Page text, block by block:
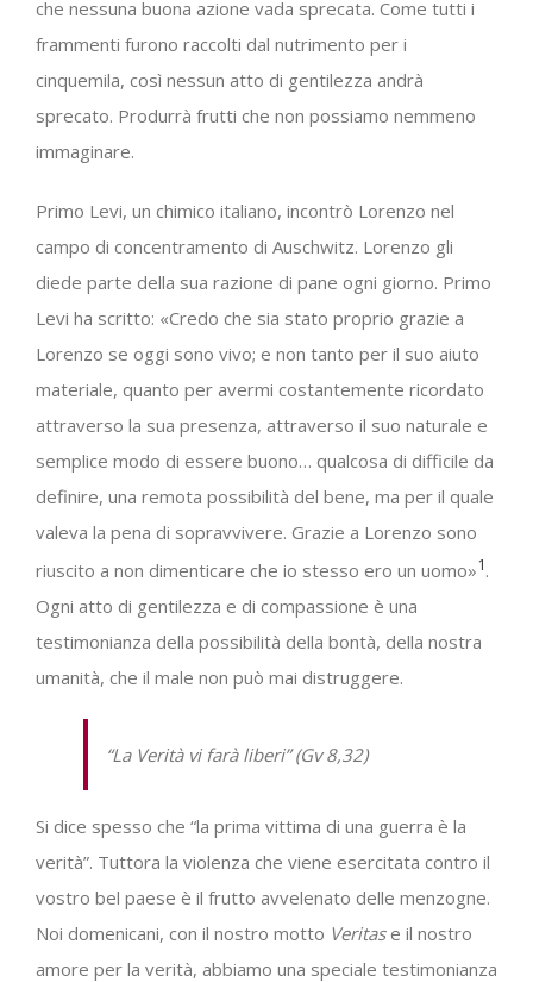
che nessuna buona azione vada sprecata. Come tutti i
frammenti furono raccolti dal nutrimento per i
cinquemila, così nessun atto di gentilezza andrà
sprecato. Produrrà frutti che non possiamo nemmeno
immaginare.
Primo Levi, un chimico italiano, incontrò Lorenzo nel
campo di concentramento di Auschwitz. Lorenzo gli
diede parte della sua razione di pane ogni giorno. Primo
Levi ha scritto: «Credo che sia stato proprio grazie a
Lorenzo se oggi sono vivo; e non tanto per il suo aiuto
materiale, quanto per avermi costantemente ricordato
attraverso la sua presenza, attraverso il suo naturale e
semplice modo di essere buono… qualcosa di difficile da
definire, una remota possibilità del bene, ma per il quale
valeva la pena di sopravvivere. Grazie a Lorenzo sono
riuscito a non dimenticare che io stesso ero un uomo»1.
Ogni atto di gentilezza e di compassione è una
testimonianza della possibilità della bontà, della nostra
umanità, che il male non può mai distruggere.
“La Verità vi farà liberi”(Gv8,32)
Si dice spesso che “la prima vittima di una guerra è la
verità”. Tuttora la violenza che viene esercitata contro il
vostro bel paese è il frutto avvelenato delle menzogne.
Noi domenicani, con il nostro motto Veritase il nostro
amore per la verità, abbiamo una speciale testimonianza